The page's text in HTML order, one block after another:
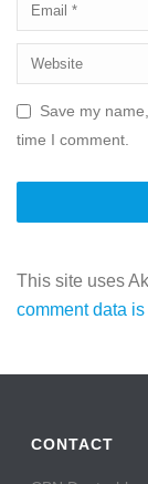
Save my
time I comment.
This site uses
comment data
CONTACT